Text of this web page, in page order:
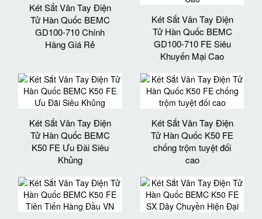
Két Sắt Vân Tay Điện
Tử Hàn Quốc BEMC
GD100-710 Chính
Hãng Giá Rẻ
Két Sắt Vân Tay Điện
Tử Hàn Quốc BEMC
GD100-710 FE Siêu
Khuyến Mại Cao
Két Sắt Vân Tay Điện
Tử Hàn Quốc BEMC
K50 FE Ưu Đãi Siêu
Khủng
Két Sắt Vân Tay Điện
Tử Hàn Quốc K50 FE
chống trộm tuyệt đối
cao